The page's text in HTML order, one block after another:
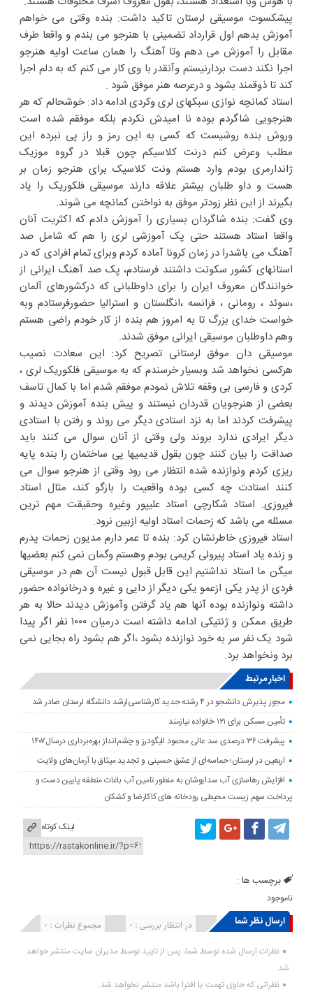
پیشکسوت موسیقی لرستان تاکید داشت: بنده وقتی می خواهم
آموزش بدهم اول قرارداد تضمینی با هنرجو می بندم و واقعا طرف
مقابل را آموزش می دهم وتا آهنگ را همان ساعت اولیه هنرجو
اجرا نکند دست بردارنیستم وآنقدر با وی کار می کنم که به دلم اجرا
کند تا ذوقمند بشود و درعرصه هنر موفق شود .
استاد کمانچه نوازی سبکهای لری وکردی ادامه داد: خوشحالم که هر
هنرجویی شاگردم بوده نا امیدش نکردم بلکه موفقم شده است
وروش بنده روشیست که کسی به این رمز و راز پی نبرده این
مطلب وعرض کنم درنت کلاسیکم چون قبلا در گروه موزیک
ژاندارمری بودم وارد هستم ونت کلاسیک برای هنرجو زمان بر
هست و داو طلبان بیشتر علاقه دارند موسیقی فلکوریک را یاد
بگیرند از این نظر زودتر موفق به نواختن کمانچه می شوند.
وی گفت: بنده شاگردان بسیاری را آموزش دادم که اکثریت آنان
واقعا استاد هستند حتی پک آموزشی لری را هم که شامل صد
آهنگ می باشدرا در زمان کرونا آماده کردم وبرای تمام افرادی که در
استانهای کشور سکونت داشتند فرستادم، پک صد آهنگ ایرانی از
خوانندگان معروف ایران را برای داوطلبانی که درکشورهای آلمان
،سوئد ، رومانی ، فرانسه ،انگلستان و استرالیا حضورفرستادم وبه
خواست خدای بزرگ تا به امروز هم بنده از کار خودم راضی هستم
وهم داوطلبان موسیقی ایرانی موفق شدند.
موسیقی دان موفق لرستانی تصریح کرد: این سعادت نصیب
هرکسی نخواهد شد وبسیار خرسندم که به موسیقی فلکوریک لری ،
کردی و فارسی بی وقفه تلاش نمودم موفقم شدم اما با کمال تاسف
بعضی از هنرجویان قدردان نیستند و پیش بنده آموزش دیدند و
پیشرفت کردند اما به نزد استادی دیگر می روند و رفتن با استادی
دیگر ایرادی ندارد بروند ولی وقتی از آنان سوال می کنند باید
صداقت را بیان کنند چون بقول قدیمیها پی ساختمان را بنده پایه
ریزی کردم ونوازنده شده انتظار می رود وقتی از هنرجو سوال می
کنند استادت چه کسی بوده واقعیت را بازگو کند، مثال استاد
فیروزی. استاد شکارچی استاد علیپور وغیره وحقیقت مهم ترین
مسئله می باشد که زحمات استاد اولیه ازبین نرود.
استاد فیروزی خاطرنشان کرد: بنده تا عمر دارم مدیون زحمات پدرم
و زنده یاد استاد پیرولی کریمی بودم وهستم وگمان نمی کنم بعضیها
میگن ما استاد نداشتیم این قابل قبول نیست آن هم در موسیقی
فردی از پدر یکی ازعمو یکی دیگر از دایی و غیره و درخانواده حضور
داشته ونوازنده بوده آنها هم یاد گرفتن وآموزش دیدند حالا به هر
طریق ممکن و ژنتیکی ادامه داشته است درمیان ۱۰۰۰ نفر اگر پیدا
شود یک نفر سر به خود نوازنده بشود ،اگر هم بشود راه بجایی نمی
برد ونخواهد برد.
اخبار مرتبط
مجوز پذیرش دانشجو در ۴ رشته جدید کارشناسی‌ارشد دانشگاه لرستان صادر شد
تأمین مسکن برای ۱۲۱ خانواده نیازمند
پیشرفت ۳۶ درصدی سد عالی محمود الیگودرز و چشم‌انداز بهره‌برداری درسال۱۴۰۷
اربعین در لرستان؛ حماسه‌ای از عشق حسینی و تجدید میثاق با آرمان‌های ولایت
افزایش رهاسازی آب سدایوشان به منظور تامین آب باغات منطقه پایین دست و
پرداخت سهم زیست محیطی رودخانه های کاکارضا و کشکان
لینک کوتاه
برچسب ها :
ناموجود
ارسال نظر شما مجموع نظرات : 0 در انتظار بررسی : 0 انتشار یافته : ۰
نظرات ارسال شده توسط شما، پس از تایید توسط مدیران سایت منتشر خواهد
شد.
نظراتی که حاوی تهمت یا افترا باشد منتشر نخواهد شد.